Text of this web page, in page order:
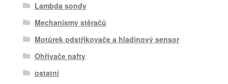
Lambda sondy
Mechanismy stěračů
Motůrek odstřikovače a hladinový sensor
Ohřívače nafty
ostatní